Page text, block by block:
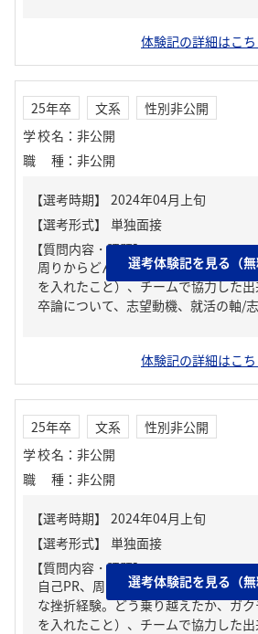
体験記の詳細はこち
25年卒 文系
性別非公開
学校名 ： 非公開
職種 ： 非公開
【質問内容・課題】
周りからどんな人といわれる？、ガ
を入れたこと）、チームで協力した出
卒論について、志望動機、就活の軸/
選考体験記を見る（無
体験記の詳細はこち
25年卒 文系
性別非公開
学校名 ： 非公開
職種 ： 非公開
【質問内容・課題】
自己PR、周りからどんな人といわれ
な挫折経験。どう乗り越えたか、ガ
を入れたこと）、チームで協力した
選考体験記を見る（無